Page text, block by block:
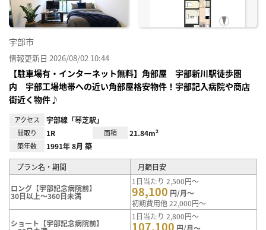
宇部市
情報更新日 2026/08/02 10:44
【駐車場有・インターネット無料】角部屋 宇部新川駅徒歩圏
内 宇部工場地帯への近い角部屋格安物件！宇部記入病院や商店
街近く物件♪
アクセス 宇部線「琴芝駅」
間取り 1R 面積 21.84m²
築年数 1991年 8月 築
プラン名・期間 月額目安
ロング【宇部記念病院前】
30日以上～360日未満
1日当たり 2,500円～
98,100 円/月～
初期費用他 22,000円～
ショート【宇部記念病院前】
1日当たり 2,800円～
107,100 円/月～